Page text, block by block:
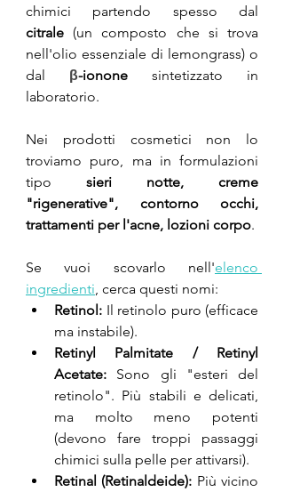
citrale (un composto che si trova
nell'olio essenziale di lemongrass) o
dal β-ionone sintetizzato in
laboratorio.
Nei prodotti cosmetici non lo
troviamo puro, ma in formulazioni
tipo sieri notte, creme
"rigenerative", contorno occhi,
trattamenti per l'acne, lozioni corpo.
Se vuoi scovarlo nell'elenco
ingredienti , cerca questi nomi:
Retinol: Il retinolo puro (efficace
ma instabile).
Retinyl Palmitate / Retinyl
Acetate: Sono gli "esteri del
retinolo". Più stabili e delicati,
ma molto meno potenti
(devono fare troppi passaggi
chimici sulla pelle per attivarsi).
Retinal (Retinaldeide): Più vicino